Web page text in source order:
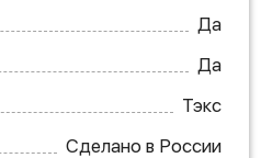
Да
Да
Тэкс
Сделано в России